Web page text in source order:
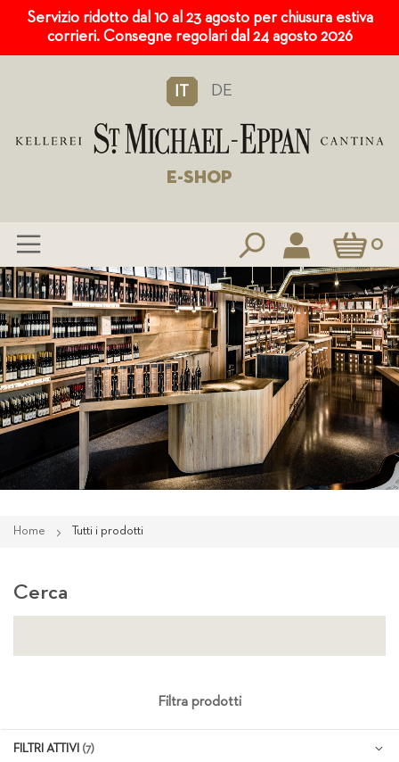
Servizio ridotto dal 10 al 23 agosto per chiusura estiva
corrieri. Consegne regolari dal 24 agosto 2026
IT DE
E-SHOP
Carrello0
Salta
al
contenuto
Home Tutti i prodotti
Cerca
Filtra prodotti
FILTRI ATTIVI